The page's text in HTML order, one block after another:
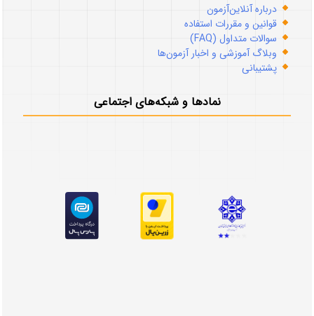
درباره آنلاین‌آزمون
قوانین و مقررات استفاده
سوالات متداول (FAQ)
وبلاگ آموزشی و اخبار آزمون‌ها
پشتیبانی
نمادها و شبکه‌های اجتماعی